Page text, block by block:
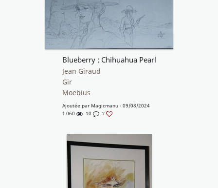
Blueberry : Chihuahua Pearl
Jean Giraud
Gir
Moebius
Ajoutée par Magicmanu- 09/08/2024
1 060
10 7